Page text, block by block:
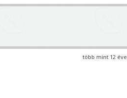
több mint 12 éve